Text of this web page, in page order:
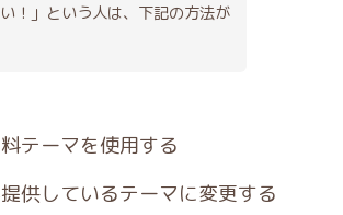
！」という人は、下記の方法が
テーマを使用する
供しているテーマに変更する